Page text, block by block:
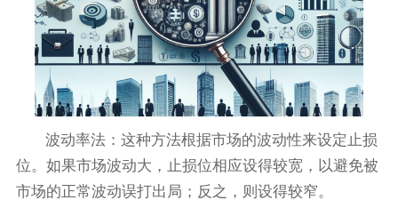
波动率法：这种方法根据市场的波动性来设定止损
位。如果市场波动大，止损位相应设得较宽，以避免被
市场的正常波动误打出局；反之，则设得较窄。